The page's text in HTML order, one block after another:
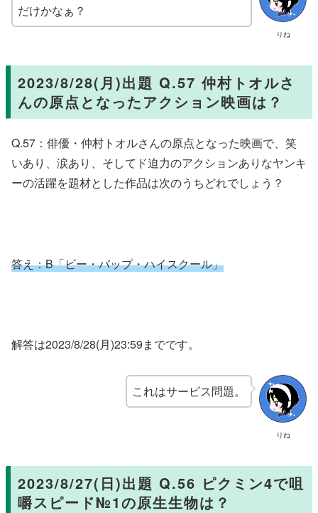
りね
だけかなぁ？
2023/8/28(月)出題 Q.57 仲村トオルさ
んの原点となったアクション映画は？
Q.57：俳優・仲村トオルさんの原点となった映画で、笑
いあり、涙あり、そしてド迫力のアクションありなヤンキ
ーの活躍を題材とした作品は次のうちどれでしょう？
答え：B「ビー・バップ・ハイスクール」
解答は2023/8/28(月)23:59までです。
りね
これはサービス問題。
2023/8/27(日)出題 Q.56 ピクミン4で咀
嚼スピード№1の原生生物は？